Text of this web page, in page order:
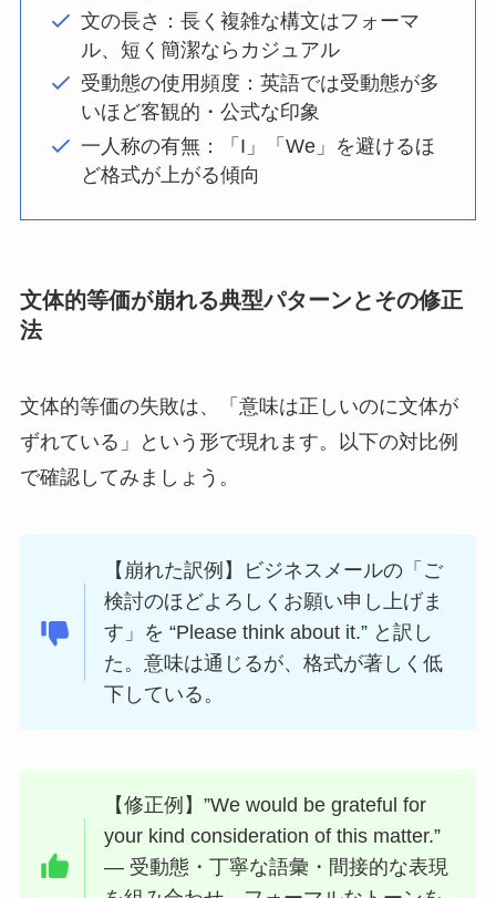
文の長さ：長く複雑な構文はフォーマ
ル、短く簡潔ならカジュアル
受動態の使用頻度：英語では受動態が多
いほど客観的・公式な印象
一人称の有無：「I」「We」を避けるほ
ど格式が上がる傾向
文体的等価が崩れる典型パターンとその修正
法
文体的等価の失敗は、「意味は正しいのに文体が
ずれている」という形で現れます。以下の対比例
で確認してみましょう。
【崩れた訳例】ビジネスメールの「ご
検討のほどよろしくお願い申し上げま
す」を “Please think about it.” と訳し
た。意味は通じるが、格式が著しく低
下している。
【修正例】”We would be grateful for
your kind consideration of this matter.”
— 受動態・丁寧な語彙・間接的な表現